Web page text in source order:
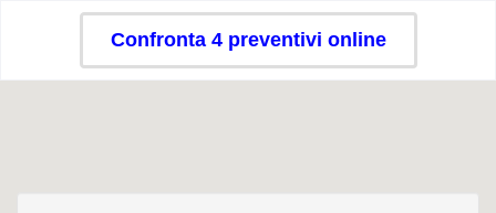
Confronta 4 preventivi online